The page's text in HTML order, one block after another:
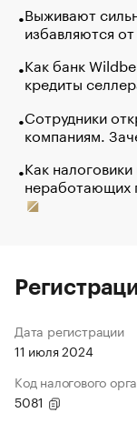
Выживают
избавляются
Как банк
кредиты
Сотрудники
компаниям.
Как
неработающих
Дата регистрации
11 июля 2024
Код налогового
5081